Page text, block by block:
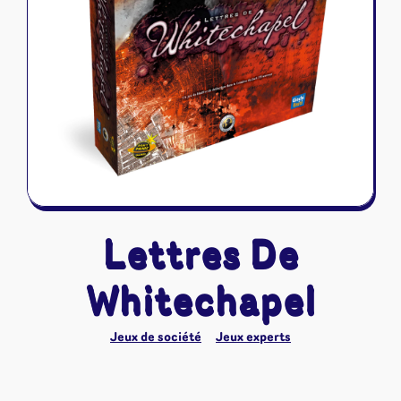
Naruto Mythos
Autres
Tapis de jeu
Lettres De
Whitechapel
Jeux de société Jeux experts